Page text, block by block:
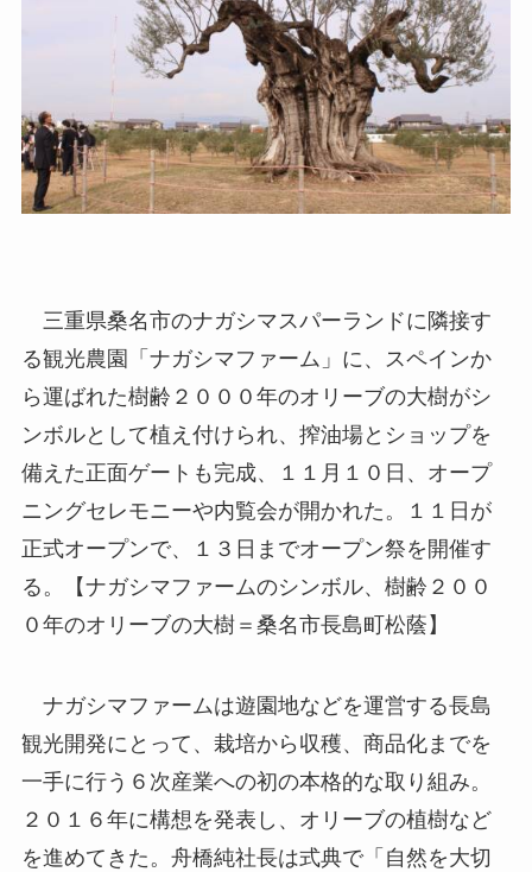
三重県桑名市のナガシマスパーランドに隣接す
る観光農園「ナガシマファーム」に、スペインか
ら運ばれた樹齢２０００年のオリーブの大樹がシ
ンボルとして植え付けられ、搾油場とショップを
備えた正面ゲートも完成、１１月１０日、オープ
ニングセレモニーや内覧会が開かれた。１１日が
正式オープンで、１３日までオープン祭を開催す
る。【ナガシマファームのシンボル、樹齢２００
０年のオリーブの大樹＝桑名市長島町松蔭】
ナガシマファームは遊園地などを運営する長島
観光開発にとって、栽培から収穫、商品化までを
一手に行う６次産業への初の本格的な取り組み。
２０１６年に構想を発表し、オリーブの植樹など
を進めてきた。舟橋純社長は式典で「自然を大切